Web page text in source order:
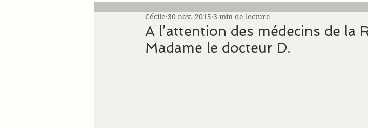
A l’attention des médecins de la
Madame le docteur D.
Cécile 30 nov. 2015 3 min de lecture